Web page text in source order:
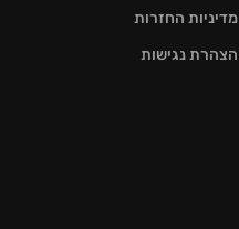
מדיניות החזרות
הצהרת נגישות